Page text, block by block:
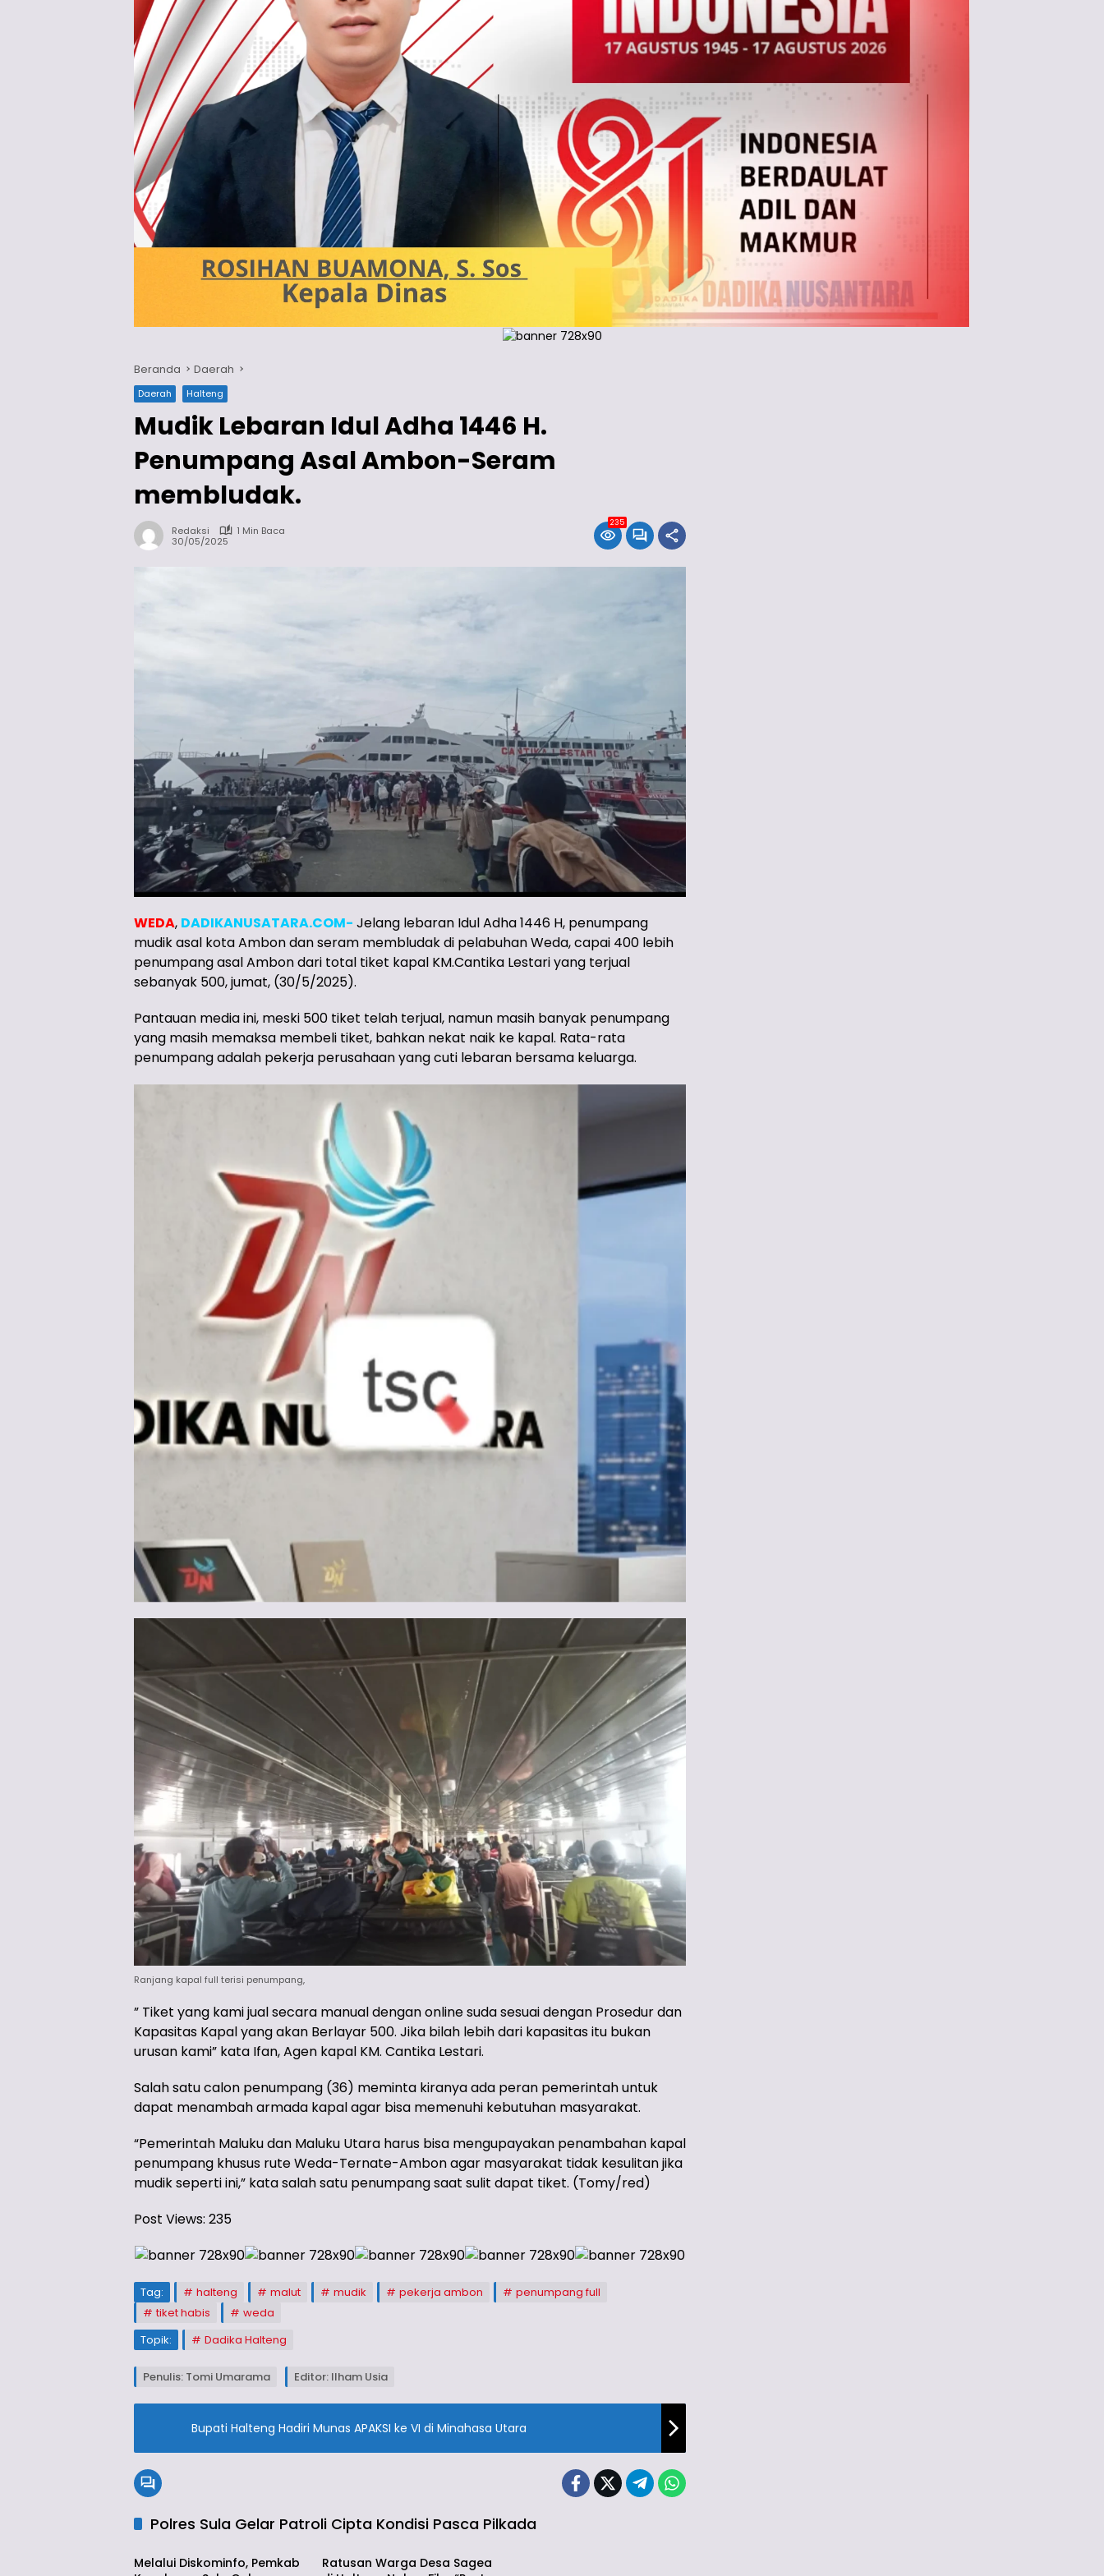
Beranda Daerah
Daerah Halteng
Mudik Lebaran Idul Adha 1446 H.
Penumpang Asal Ambon-Seram
membludak.
Redaksi
1 Min Baca
30/05/2025
235
WEDA, DADIKANUSATARA.COM- Jelang lebaran Idul Adha 1446 H, penumpang
mudik asal kota Ambon dan seram membludak di pelabuhan Weda, capai 400 lebih
penumpang asal Ambon dari total tiket kapal KM.Cantika Lestari yang terjual
sebanyak 500, jumat, (30/5/2025).
Pantauan media ini, meski 500 tiket telah terjual, namun masih banyak penumpang
yang masih memaksa membeli tiket, bahkan nekat naik ke kapal. Rata-rata
penumpang adalah pekerja perusahaan yang cuti lebaran bersama keluarga.
Ranjang kapal full terisi penumpang,
” Tiket yang kami jual secara manual dengan online suda sesuai dengan Prosedur dan
Kapasitas Kapal yang akan Berlayar 500. Jika bilah lebih dari kapasitas itu bukan
urusan kami” kata Ifan, Agen kapal KM. Cantika Lestari.
Salah satu calon penumpang (36) meminta kiranya ada peran pemerintah untuk
dapat menambah armada kapal agar bisa memenuhi kebutuhan masyarakat.
“Pemerintah Maluku dan Maluku Utara harus bisa mengupayakan penambahan kapal
penumpang khusus rute Weda-Ternate-Ambon agar masyarakat tidak kesulitan jika
mudik seperti ini,” kata salah satu penumpang saat sulit dapat tiket. (Tomy/red)
Post Views: 235
Tag: halteng malut mudik pekerja ambon
penumpang full
tiket habis
weda
Topik:
Dadika Halteng
Penulis: Tomi Umarama Editor: Ilham Usia
Bupati Halteng Hadiri Munas APAKSI ke VI di Minahasa Utara
Polres Sula Gelar Patroli Cipta Kondisi Pasca Pilkada
Daerah
Melalui Diskominfo, Pemkab
Halteng
Ratusan Warga Desa Sagea